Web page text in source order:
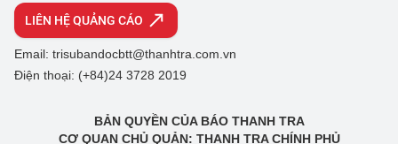
LIÊN HỆ QUẢNG CÁO
Email: trisubandocbtt@thanhtra.com.vn
Điện thoại: (+84)24 3728 2019
BẢN QUYỀN CỦA BÁO THANH TRA
CƠ QUAN CHỦ QUẢN: THANH TRA CHÍNH PHỦ